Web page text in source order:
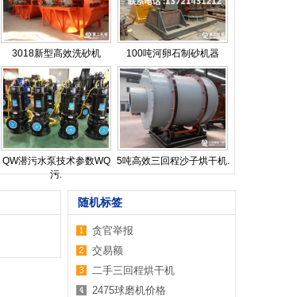
3018新型高效洗砂机 100吨河卵石制砂机器
QW潜污水泵技术参数WQ
污.
5吨高效三回程沙子烘干机.
随机标签
贪官举报
交易额
二手三回程烘干机
2475球磨机价格